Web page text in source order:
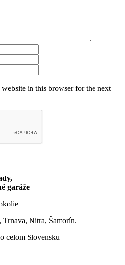
website in this browser for the next
garáže
Trnava, Nitra, Šamorín.
celom Slovensku